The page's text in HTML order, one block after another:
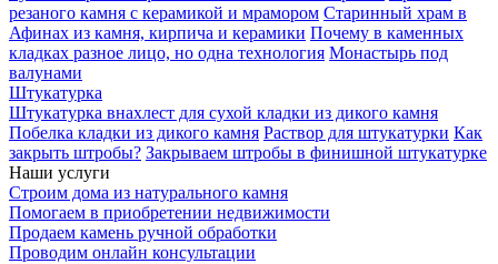
резаного камня c керамикой и мрамором Старинный храм в
Афинах из камня, кирпича и керамики Почему в каменных
кладках разное лицо, но одна технология Монастырь под
валунами
Штукатурка
Штукатурка внахлест для сухой кладки из дикого камня
Побелка кладки из дикого камня Раствор для штукатурки Как
закрыть штробы? Закрываем штробы в финишной штукатурке
Наши услуги
Строим дома из натурального камня
Помогаем в приобретении недвижимости
Продаем камень ручной обработки
Проводим онлайн консультации